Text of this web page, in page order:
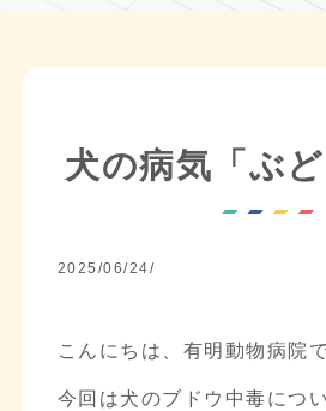
犬の病気「ぶど
2025/06/24/
こんにちは、有明動物病院で
今回は犬のブドウ中毒につ